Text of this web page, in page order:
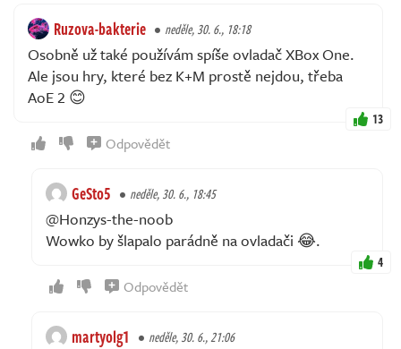
Ruzova-bakterie neděle, 30. 6., 18:18
Osobně už také používám spíše ovladač XBox One.
Ale jsou hry, které bez K+M prostě nejdou, třeba
AoE 2 😊
13
Odpovědět
GeSto5 neděle, 30. 6., 18:45
@Honzys-the-noob
Wowko by šlapalo parádně na ovladači 😂.
4
Odpovědět
martyolg1 neděle, 30. 6., 21:06